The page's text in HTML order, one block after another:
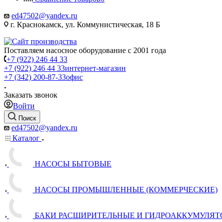
ed47502@yandex.ru
г. Краснокамск, ул. Коммунистическая, 18 Б
Поставляем насосное оборудование с 2001 года
+7 (922) 246 44 33
+7 (922) 246 44 33интернет-магазин
+7 (342) 200-87-33офис
Заказать звонок
Войти
Поиск
ed47502@yandex.ru
Каталог
НАСОСЫ БЫТОВЫЕ
НАСОСЫ ПРОМЫШЛЕННЫЕ (КОММЕРЧЕСКИЕ)
БАКИ РАСШИРИТЕЛЬНЫЕ И